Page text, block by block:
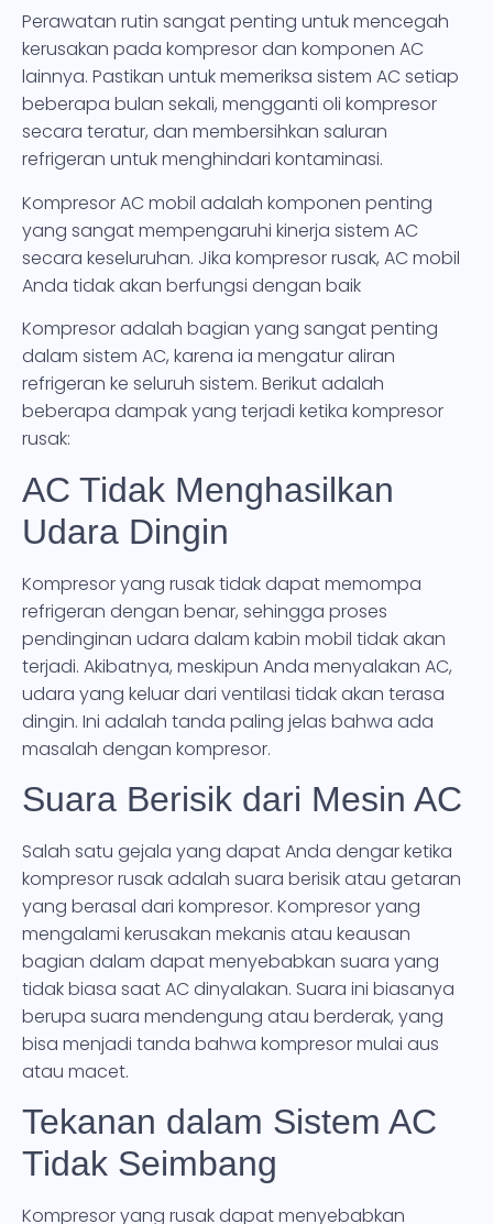
Perawatan rutin sangat penting untuk mencegah
kerusakan pada kompresor dan komponen AC
lainnya. Pastikan untuk memeriksa sistem AC setiap
beberapa bulan sekali, mengganti oli kompresor
secara teratur, dan membersihkan saluran
refrigeran untuk menghindari kontaminasi.
Kompresor AC mobil adalah komponen penting
yang sangat mempengaruhi kinerja sistem AC
secara keseluruhan. Jika kompresor rusak, AC mobil
Anda tidak akan berfungsi dengan baik
Kompresor adalah bagian yang sangat penting
dalam sistem AC, karena ia mengatur aliran
refrigeran ke seluruh sistem. Berikut adalah
beberapa dampak yang terjadi ketika kompresor
rusak:
AC Tidak Menghasilkan
Udara Dingin
Kompresor yang rusak tidak dapat memompa
refrigeran dengan benar, sehingga proses
pendinginan udara dalam kabin mobil tidak akan
terjadi. Akibatnya, meskipun Anda menyalakan AC,
udara yang keluar dari ventilasi tidak akan terasa
dingin. Ini adalah tanda paling jelas bahwa ada
masalah dengan kompresor.
Suara Berisik dari Mesin AC
Salah satu gejala yang dapat Anda dengar ketika
kompresor rusak adalah suara berisik atau getaran
yang berasal dari kompresor. Kompresor yang
mengalami kerusakan mekanis atau keausan
bagian dalam dapat menyebabkan suara yang
tidak biasa saat AC dinyalakan. Suara ini biasanya
berupa suara mendengung atau berderak, yang
bisa menjadi tanda bahwa kompresor mulai aus
atau macet.
Tekanan dalam Sistem AC
Tidak Seimbang
Kompresor yang rusak dapat menyebabkan